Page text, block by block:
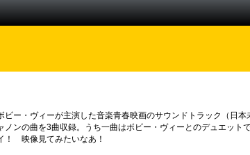
ビー・ヴィーが主演した音楽青春映画のサウンドトラック（
ノンの曲を3曲収録。うち一曲はボビー・ヴィーとのデュエッ
！ 映像見てみたいなあ！